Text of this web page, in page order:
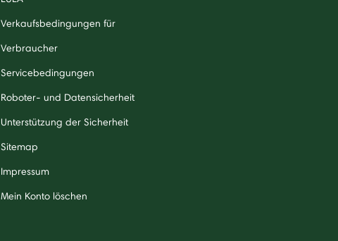
Verkaufsbedingungen für
Verbraucher
Servicebedingungen
Roboter- und Datensicherheit
Unterstützung der Sicherheit
Sitemap
Impressum
Mein Konto löschen